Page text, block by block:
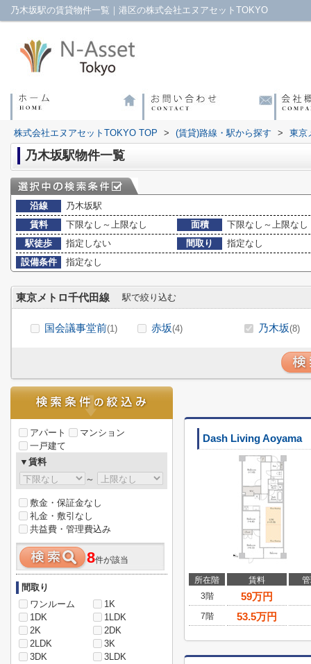
乃木坂駅の賃貸物件一覧｜港区の株式会社エヌアセットTOKYO
株式会社エヌアセットTOKYO TOP > (賃貸)路線・駅から探す > 東京
乃木坂駅物件一覧
沿線
乃木坂駅
賃料
下限なし～上限なし 面積
下限なし～上限なし
駅徒歩
指定しない 間取り
指定なし
設備条件
指定なし
東京メトロ千代田線 駅で絞り込む
国会議事堂前(1) 赤坂(4) 乃木坂(8)
Dash Living Aoyama
所在階 賃料
3階
59万円
7階 53.5万円
アパート
マンション
一戸建て
▼賃料
～
敷金・保証金なし
礼金・敷引なし
共益費・管理費込み
8件が該当
間取り
ワンルーム
1K
1DK
1LDK
2K
2DK
2LDK
3K
3DK
3LDK